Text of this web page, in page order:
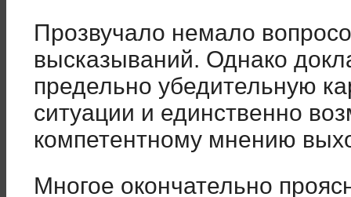
Прозвучало немало
высказываний. Однако
предельно убедительную
ситуации и единственно
компетентному мнению
Многое окончательно